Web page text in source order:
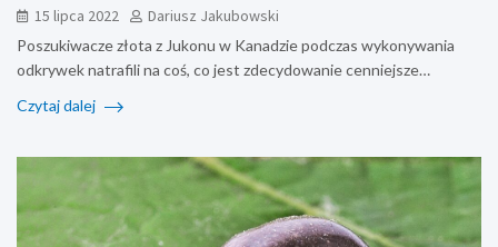
15 lipca 2022
Dariusz Jakubowski
Poszukiwacze złota z Jukonu w Kanadzie podczas wykonywania
odkrywek natrafili na coś, co jest zdecydowanie cenniejsze…
Czytaj dalej